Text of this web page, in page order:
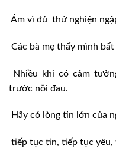
Ám vì đủ thứ nghiện
Các bà mẹ thấy mình
Nhiều khi có cảm
trước nỗi đau.
Hãy có lòng tin lớn của
tiếp tục tin, tiếp tục yêu,